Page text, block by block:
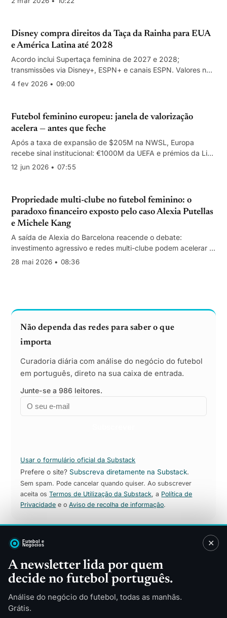
Disney compra direitos da Taça da Rainha para EUA
e América Latina até 2028
Acordo inclui Supertaça feminina de 2027 e 2028;
transmissões via Disney+, ESPN+ e canais ESPN. Valores não
divulgados.
4 fev 2026 • 09:00
Futebol feminino europeu: janela de valorização
acelera — antes que feche
Após a taxa de expansão de $205M na NWSL, Europa
recebe sinal institucional: €1000M da UEFA e prémios da Liga
dos Campeões Feminina em alta. Avaliações ainda abaixo do
12 jun 2026 • 07:55
Propriedade multi-clube no futebol feminino: o
paradoxo financeiro exposto pelo caso Alexia Putellas
e Michele Kang
A saída de Alexia do Barcelona reacende o debate:
investimento agressivo e redes multi-clube podem acelerar o
crescimento — mas com riscos para integridade competitiva
28 mai 2026 • 08:36
✕
A newsletter lida por quem
decide no futebol português.
Análise do negócio do futebol, todas as manhãs.
Grátis.
Não dependa das redes para saber o que
importa
Curadoria diária com análise do negócio do futebol
em português, direto na sua caixa de entrada.
Junte-se a 986 leitores.
Email
Empresa
Usar o formulário oficial da Substack
Prefere o site?Subscreva diretamente na Substack.
Sem spam. Pode cancelar quando quiser. Ao subscrever
aceita osTermos de Utilização da Substack, a Política de
Privacidade e oAviso de recolha de informação.
Sitemap
Direitos TV
Patrocínios
Merchandising
Finanças
Tecnologia